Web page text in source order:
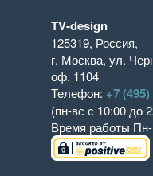
TV-design
125319, Россия,
г. Москва, ул.
оф. 1104
Телефон: +7
(пн-вс с 10:00 до
Время работы